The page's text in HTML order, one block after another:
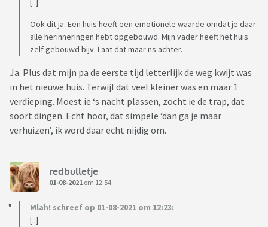
Ook dit ja. Een huis heeft een emotionele waarde omdat je daar
alle herinneringen hebt opgebouwd. Mijn vader heeft het huis
zelf gebouwd bijv. Laat dat maar ns achter.
Ja. Plus dat mijn pa de eerste tijd letterlijk de weg kwijt was
in het nieuwe huis. Terwijl dat veel kleiner was en maar 1
verdieping. Moest ie ‘s nacht plassen, zocht ie de trap, dat
soort dingen. Echt hoor, dat simpele ‘dan ga je maar
verhuizen’, ik word daar echt nijdig om.
redbulletje
01-08-2021 om 12:54
Mlah! schreef op 01-08-2021 om 12:23:
[..]